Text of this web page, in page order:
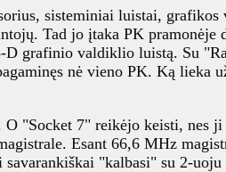
sisteminiai luistai,
Tad jo įtaka PK pramonėje
D grafinio valdiklio luistą. Su
nė vieno PK. Ką lieka
"Socket 7" reikėjo keisti, nes ji
Esant 66,6 MHz
"kalbasi" su 2-